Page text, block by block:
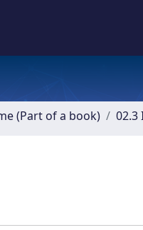
(Part of a book) 02.3